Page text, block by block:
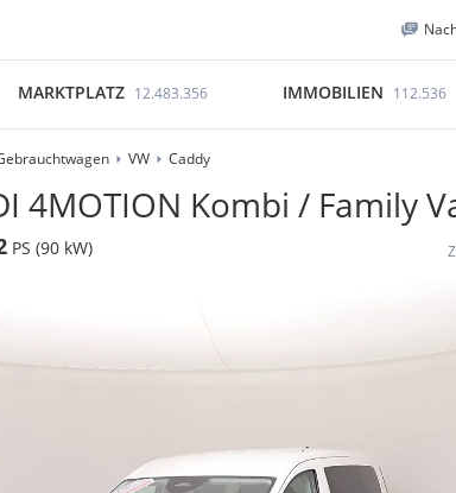
MARKTPLATZ 12.483.356 IMMOBILIEN 112.536
VW Caddy
4MOTION Kombi / Family
PS (90 kW)